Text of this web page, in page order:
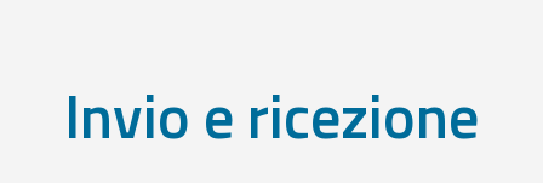
Invio e ricezione